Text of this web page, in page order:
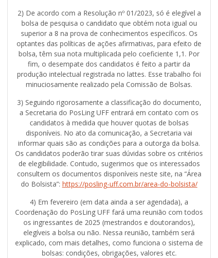
2) De acordo com a Resolução nº 01/2023, só é elegível a
bolsa de pesquisa o candidato que obtém nota igual ou
superior a 8 na prova de conhecimentos específicos. Os
optantes das políticas de ações afirmativas, para efeito de
bolsa, têm sua nota multiplicada pelo coeficiente 1,1. Por
fim, o desempate dos candidatos é feito a partir da
produção intelectual registrada no lattes. Esse trabalho foi
minuciosamente realizado pela Comissão de Bolsas.
3) Seguindo rigorosamente a classificação do documento,
a Secretaria do PosLing UFF entrará em contato com os
candidatos à medida que houver quotas de bolsas
disponíveis. No ato da comunicação, a Secretaria vai
informar quais são as condições para a outorga da bolsa.
Os candidatos poderão tirar suas dúvidas sobre os critérios
de elegibilidade. Contudo, sugerimos que os interessados
consultem os documentos disponíveis neste site, na “Área
do Bolsista”: https://posling-uff.com.br/area-do-bolsista/
4) Em fevereiro (em data ainda a ser agendada), a
Coordenação do PosLing UFF fará uma reunião com todos
os ingressantes de 2025 (mestrandos e doutorandos),
elegíveis a bolsa ou não. Nessa reunião, também será
explicado, com mais detalhes, como funciona o sistema de
bolsas: condições, obrigações, valores etc.